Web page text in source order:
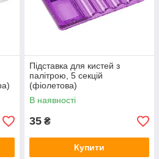
Підставка для кистей з
палітрою, 5 секцій
(фіолетова)
В наявності
35 ₴
Купити